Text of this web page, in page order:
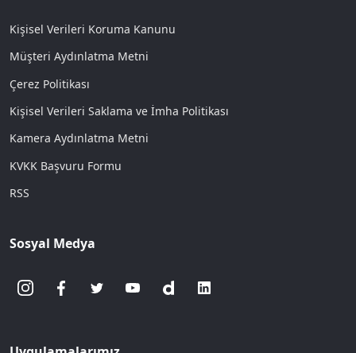
Kişisel Verileri Koruma Kanunu
Müşteri Aydınlatma Metni
Çerez Politikası
Kişisel Verileri Saklama ve İmha Politikası
Kamera Aydınlatma Metni
KVKK Başvuru Formu
RSS
Sosyal Medya